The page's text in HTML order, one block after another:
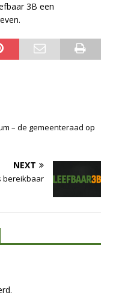
3B een
– de gemeenteraad op
NEXT
bereikbaar